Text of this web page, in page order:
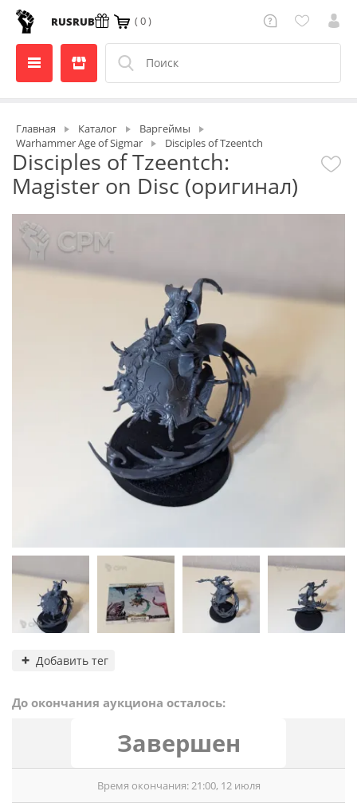
RUSRUB ( 0 )
Главная Каталог
Варгеймы
Warhammer Age of Sigmar
Disciples of Tzeentch
Disciples of Tzeentch:
Magister on Disc (оригинал)
Добавить тег
До окончания аукциона осталось:
Завершен
Время окончания: 21:00, 12 июля